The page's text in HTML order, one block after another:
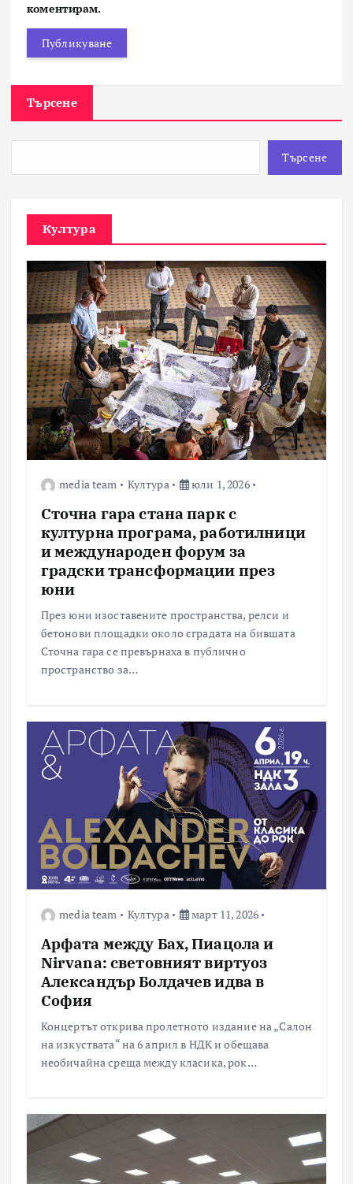
коментирам.
Търсене
Търсене
Култура
media team Култура юли 1, 2026
Сточна гара стана парк с
културна програма, работилници
и международен форум за
градски трансформации през
юни
През юни изоставените пространства, релси и
бетонови площадки около сградата на бившата
Сточна гара се превърнаха в публично
пространство за…
media team Култура март 11, 2026
Арфата между Бах, Пиацола и
Nirvana: световният виртуоз
Александър Болдачев идва в
София
Концертът открива пролетното издание на „Салон
на изкуствата“ на 6 април в НДК и обещава
необичайна среща между класика, рок…